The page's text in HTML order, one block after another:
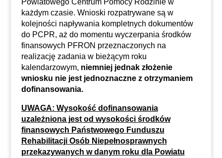
Powiatowego Centrum Pomocy Rodzinie w
każdym czasie. Wnioski rozpatrywane są w
kolejności napływania kompletnych dokumentów
do PCPR, aż do momentu wyczerpania środków
finansowych PFRON przeznaczonych na
realizację zadania w bieżącym roku
kalendarzowym, niemniej jednak złożenie
wniosku nie jest jednoznaczne z otrzymaniem
dofinansowania.
UWAGA: Wysokość dofinansowania
uzależniona jest od wysokości środków
finansowych Państwowego Funduszu
Rehabilitacji Osób Niepełnosprawnych
przekazywanych w danym roku dla Powiatu